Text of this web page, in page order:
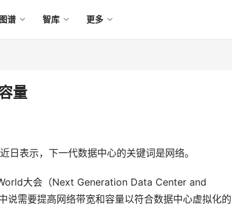
谱 智库 更多
量
日表示，下一代数据中心的关键词是网络。
大会（Next Generation Data Center and
需要提高网络带宽和容量以符合数据中心虚拟化的